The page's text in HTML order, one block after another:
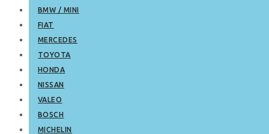
BMW / MINI
FIAT
MERCEDES
TOYOTA
HONDA
NISSAN
VALEO
BOSCH
MICHELIN